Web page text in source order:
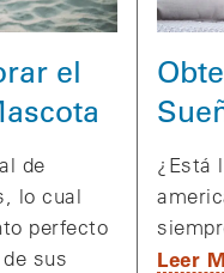
el
de
lo cual
perfecto
sus
¿Está
Leer